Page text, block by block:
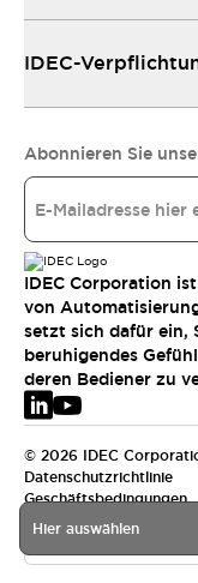
Hier auswählen
IDEC-
Abonnieren Sie
IDEC Corporation
von
setzt sich dafür ein,
beruhigendes
deren Bediener zu
© 2026 IDEC
Datenschutzrichtlinie
Geschäftsbedingungen
EMEA